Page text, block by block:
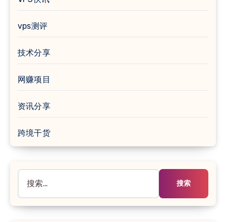
vps测评
技术分享
网赚项目
资讯分享
跨境干货
索：